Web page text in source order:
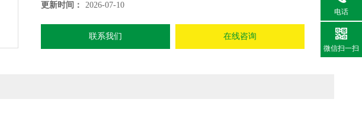
更新时间：
2026-07-10
联系我们 在线咨询
电话
微信扫一扫